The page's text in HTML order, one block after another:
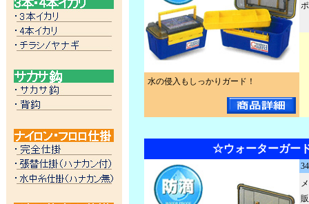
水の侵入もしっかりガード！
☆ウォーターガー